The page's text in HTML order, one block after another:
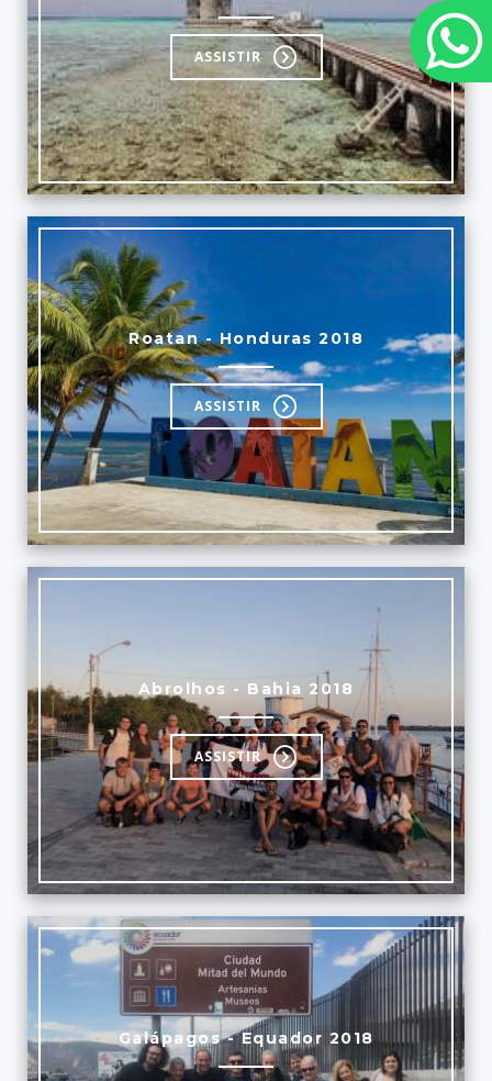
ASSISTIR
Roatan - Honduras 2018
ASSISTIR
Abrolhos - Bahia 2018
ASSISTIR
Galápagos - Equador 2018